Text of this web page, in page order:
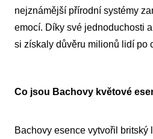
nejznámější přírodní systémy
emocí. Díky své jednoduchosti
si získaly důvěru milionů lidí po
Co jsou Bachovy květové
Bachovy esence vytvořil britský